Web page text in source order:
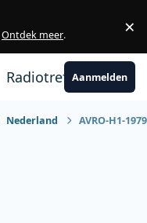
Ontdek meer. ×
RadiotrefpuntAanmelden
Nederland AVRO-H1-